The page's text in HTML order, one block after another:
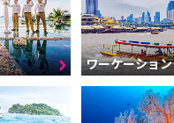
ワーケーション